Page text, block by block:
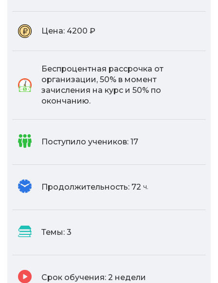
Цена: 4200 ₽
Беспроцентная рассрочка от
организации, 50% в момент
зачисления на курс и 50% по
окончанию.
Поступило учеников: 17
Продолжительность: 72 ч.
Темы: 3
Срок обучения: 2 недели